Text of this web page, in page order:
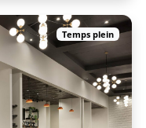
Temps plein